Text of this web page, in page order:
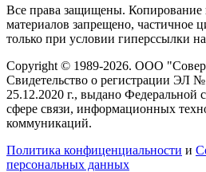
Все права защищены. Копирование
материалов запрещено, частичное
только при условии гиперссылки на
Copyright © 1989-2026. ООО
Свидетельство о регистрации ЭЛ
25.12.2020 г., выдано Федеральной
сфере связи, информационных
коммуникаций.
Политика конфиценциальности и
персональных данных